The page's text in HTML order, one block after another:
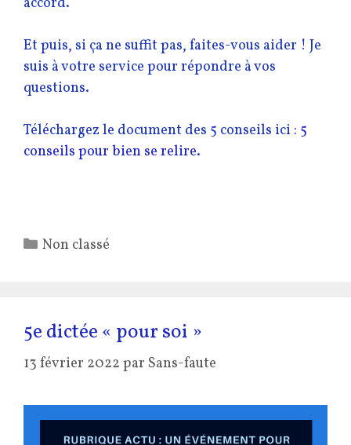
Et puis, si ça ne suffit pas, faites-vous aider ! Je
suis à votre service pour répondre à vos
questions.
Téléchargez le document des 5 conseils ici : 5
conseils pour bien se relire.
Catégories
Non classé
5e dictée « pour soi »
13 février 2022 par Sans-faute